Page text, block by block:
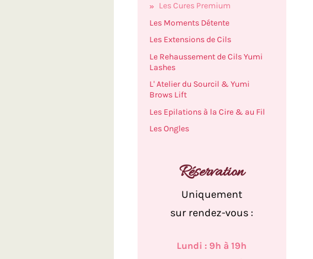
Les Cures Premium
Les Moments Détente
Les Extensions de Cils
Le Rehaussement de Cils Yumi
Lashes
L' Atelier du Sourcil & Yumi
Brows Lift
Les Epilations à la Cire & au Fil
Les Ongles
Réservation
Uniquement
sur rendez-vous :
Lundi : 9h à 19h